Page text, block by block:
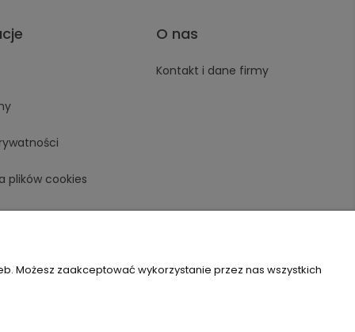
plików cookies
O nas
Kontakt i dane firmy
Możesz zaakceptować wykorzystanie przez nas wszystkich